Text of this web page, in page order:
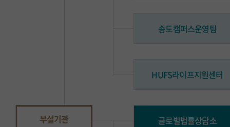
송도캠퍼스운영팀
HUFS라이프지원센터
부설기관 글로벌법률상담소